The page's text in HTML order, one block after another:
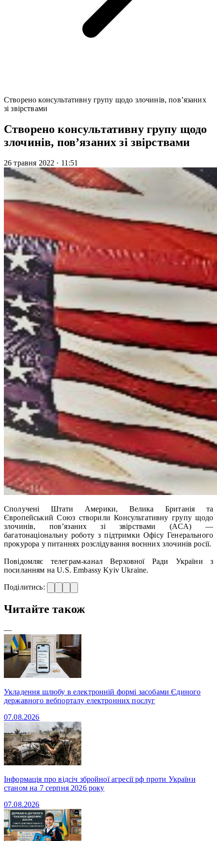
Створено консультативну групу щодо злочинів, пов’язаних
зі звірствами
Створено консультативну групу щодо
злочинів, пов’язаних зі звірствами
26 травня 2022 · 11:51
Сполучені Штати Америки, Велика Британія та
Європейський Союз створили Консультативну групу щодо
злочинів, пов’язаних зі звірствами (ACA) —
багатонаціональну роботу з підтримки Офісу Генерального
прокурора у питаннях розслідування воєнних злочинів росії.
Повідомляє телеграм-канал Верховної Ради України з
посиланням на U.S. Embassy Kyiv Ukraine.
Поділитись:
Читайте також
—
Укладення шлюбу в електронній формі засобами Єдиного
державного вебпорталу електронних послуг
07.08.2026
Інформація про відсіч збройної агресії рф проти України
станом на 7 серпня 2026 року
07.08.2026